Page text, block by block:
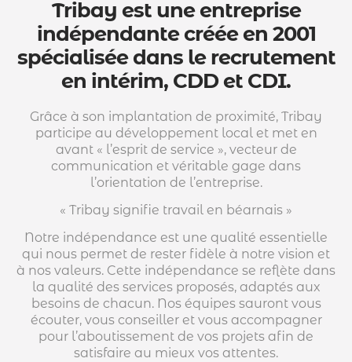
Tribay est une entreprise
indépendante créée en 2001
spécialisée dans le recrutement
en intérim, CDD et CDI.
Grâce à son implantation de proximité, Tribay
participe au développement local et met en
avant « l’esprit de service », vecteur de
communication et véritable gage dans
l’orientation de l’entreprise.
« Tribay signifie travail en béarnais »
Notre indépendance est une qualité essentielle
qui nous permet de rester fidèle à notre vision et
à nos valeurs. Cette indépendance se reflète dans
la qualité des services proposés, adaptés aux
besoins de chacun. Nos équipes sauront vous
écouter, vous conseiller et vous accompagner
pour l’aboutissement de vos projets afin de
satisfaire au mieux vos attentes.